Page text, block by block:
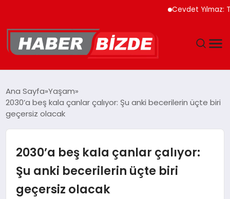
Cevdet Yılmaz:
YAŞAM
MAGAZIN
Ana Sayfa Yaşam
2030’a beş kala çanlar çalıyor: Şu anki becerilerin üçte biri
geçersiz olacak
2030’a beş kala çanlar çalıyor:
Şu anki becerilerin üçte biri
geçersiz olacak